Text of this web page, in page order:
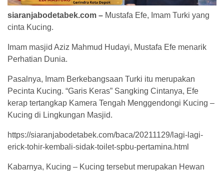
siaranjabodetabek.com – Mustafa Efe, Imam Turki yang
cinta Kucing.
Imam masjid Aziz Mahmud Hudayi, Mustafa Efe menarik
Perhatian Dunia.
Pasalnya, Imam Berkebangsaan Turki itu merupakan
Pecinta Kucing. “Garis Keras” Sangking Cintanya, Efe
kerap tertangkap Kamera Tengah Menggendongi Kucing –
Kucing di Lingkungan Masjid.
https://siaranjabodetabek.com/baca/20211129/lagi-lagi-
erick-tohir-kembali-sidak-toilet-spbu-pertamina.html
Kabarnya, Kucing – Kucing tersebut merupakan Hewan